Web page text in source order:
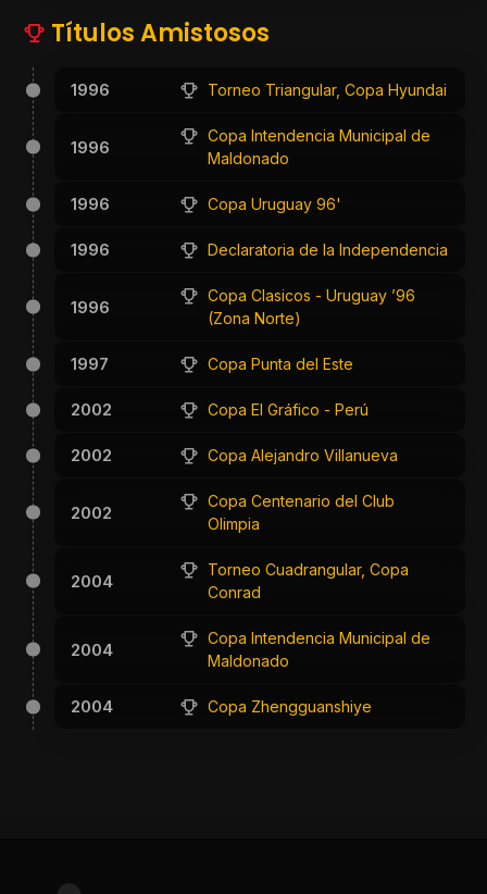
Títulos Amistosos
1996 Torneo Triangular, Copa Hyundai
1996
Copa Intendencia Municipal de
Maldonado
1996 Copa Uruguay 96'
1996 Declaratoria de la Independencia
1996
Copa Clasicos - Uruguay ’96
(Zona Norte)
1997 Copa Punta del Este
2002 Copa El Gráfico - Perú
2002 Copa Alejandro Villanueva
2002
Copa Centenario del Club
Olimpia
2004
Torneo Cuadrangular, Copa
Conrad
2004
Copa Intendencia Municipal de
Maldonado
2004 Copa Zhengguanshiye